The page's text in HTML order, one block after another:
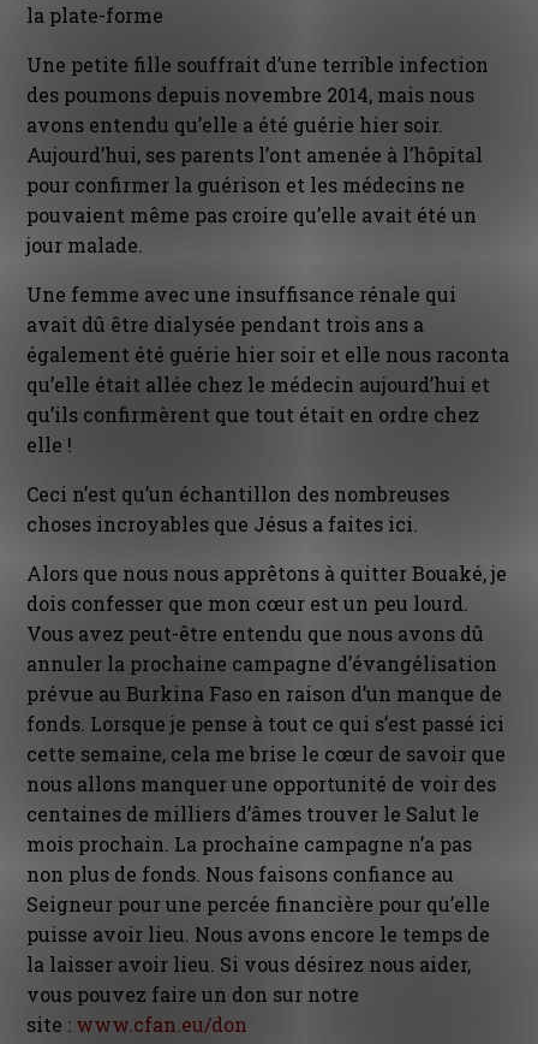
la plate-forme
Une petite fille souffrait d’une terrible infection
des poumons depuis novembre 2014, mais nous
avons entendu qu’elle a été guérie hier soir.
Aujourd’hui, ses parents l’ont amenée à l’hôpital
pour confirmer la guérison et les médecins ne
pouvaient même pas croire qu’elle avait été un
jour malade.
Une femme avec une insuffisance rénale qui
avait dû être dialysée pendant trois ans a
également été guérie hier soir et elle nous raconta
qu’elle était allée chez le médecin aujourd’hui et
qu’ils confirmèrent que tout était en ordre chez
elle !
Ceci n’est qu’un échantillon des nombreuses
choses incroyables que Jésus a faites ici.
Alors que nous nous apprêtons à quitter Bouaké, je
dois confesser que mon cœur est un peu lourd.
Vous avez peut-être entendu que nous avons dû
annuler la prochaine campagne d’évangélisation
prévue au Burkina Faso en raison d’un manque de
fonds. Lorsque je pense à tout ce qui s’est passé ici
cette semaine, cela me brise le cœur de savoir que
nous allons manquer une opportunité de voir des
centaines de milliers d’âmes trouver le Salut le
mois prochain. La prochaine campagne n’a pas
non plus de fonds. Nous faisons confiance au
Seigneur pour une percée financière pour qu’elle
puisse avoir lieu. Nous avons encore le temps de
la laisser avoir lieu. Si vous désirez nous aider,
vous pouvez faire un don sur notre
site : www.cfan.eu/don